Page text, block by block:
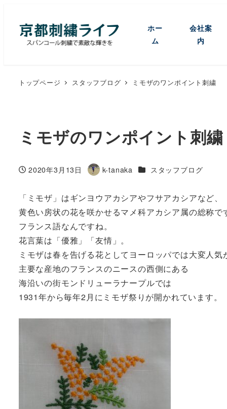
ホー
ム
会社案
内
トップページ スタッフブログ ミモザのワンポイント刺繍
ミモザのワンポイント刺繍
投稿日
2020年3月13日
著
k-tanaka カテゴリー
スタッフブログ
「ミモザ」はギンヨウアカシアやフサアカシアなど、
黄色い房状の花を咲かせるマメ科アカシア属の総称で
フランス語なんですね。
花言葉は「優雅」「友情」。
ミモザは春を告げる花としてヨーロッパでは大変人気
主要な産地のフランスのニースの西側にある
海沿いの街モンドリューラナープルでは
1931年から毎年2月にミモザ祭りが開かれています。